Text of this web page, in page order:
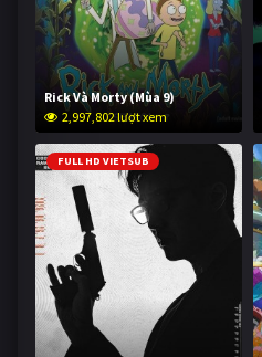
Rick Và Morty (Mùa 9)
2,997,802 lượt xem
FULL HD VIETSUB